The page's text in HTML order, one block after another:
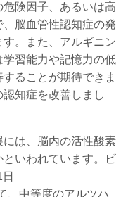
険因子、あるいは高
脳血管性認知症の発
。また、アルギニン
習能力や記憶力の低
ることが期待できま
知症を改善しまし
は、脳内の活性酸素
いわれています。ビ
、中等度のアルツハ